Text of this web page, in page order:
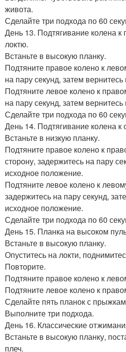
живота.
Сделайте три подхода по 60
День 13. Подтягивание колена
локтю.
Встаньте в высокую планку.
Подтяните правое колено к
на пару секунд, затем
Подтяните левое колено к
на пару секунд, затем
Сделайте три подхода по 60
День 14. Подтягивание колена
Встаньте в низкую планку.
Подтяните правое колено к
сторону, задержитесь на пару
исходное положение.
Подтяните левое колено к
задержитесь на пару секунд,
исходное положение.
Сделайте три подхода по 60
День 15. Планка на высоком
Встаньте в высокую планку.
Опуститесь на локти,
Повторите.
Подтяните правое колено к
Подтяните левое колено к
Сделайте пять планок с
Выполните три подхода.
День 16. Классические
Встаньте в высокую планку,
плеч.